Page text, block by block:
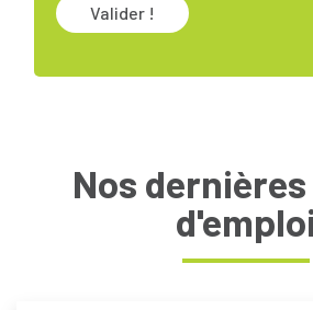
Valider !
Nos
d'emploi